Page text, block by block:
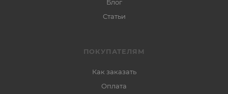
Блог
Статьи
ПОКУПАТЕЛЯМ
Как заказать
Оплата